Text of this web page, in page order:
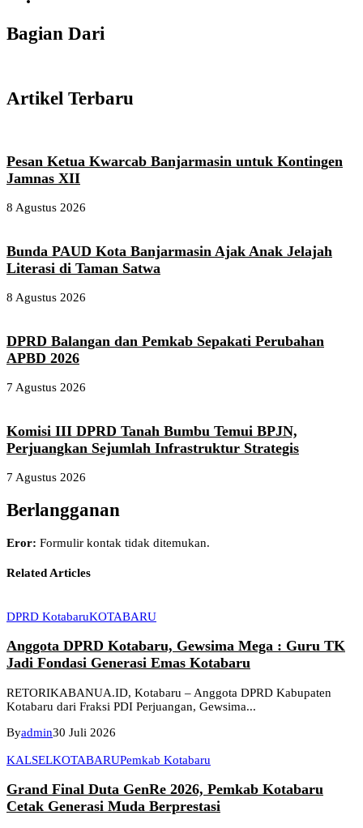
Bagian Dari
Artikel Terbaru
Pesan Ketua Kwarcab Banjarmasin untuk Kontingen
Jamnas XII
8 Agustus 2026
Bunda PAUD Kota Banjarmasin Ajak Anak Jelajah
Literasi di Taman Satwa
8 Agustus 2026
DPRD Balangan dan Pemkab Sepakati Perubahan
APBD 2026
7 Agustus 2026
Komisi III DPRD Tanah Bumbu Temui BPJN,
Perjuangkan Sejumlah Infrastruktur Strategis
7 Agustus 2026
Berlangganan
Eror: Formulir kontak tidak ditemukan.
Related Articles
DPRD KotabaruKOTABARU
Anggota DPRD Kotabaru, Gewsima Mega : Guru TK
Jadi Fondasi Generasi Emas Kotabaru
RETORIKABANUA.ID, Kotabaru – Anggota DPRD Kabupaten
Kotabaru dari Fraksi PDI Perjuangan, Gewsima...
Byadmin30 Juli 2026
KALSELKOTABARUPemkab Kotabaru
Grand Final Duta GenRe 2026, Pemkab Kotabaru
Cetak Generasi Muda Berprestasi